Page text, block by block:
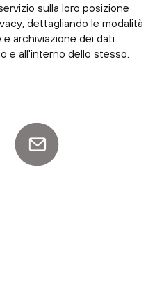
sulla loro posizione
dettagliando le modalità
archiviazione dei dati
e all'interno dello stesso.